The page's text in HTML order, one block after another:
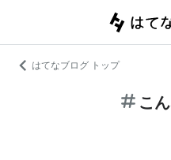
はてなブログ トップ
こ